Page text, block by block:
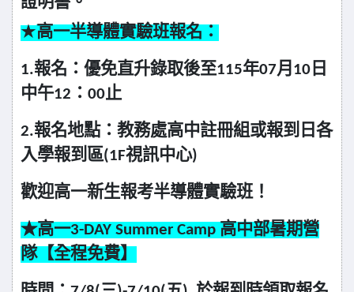
★高一半導體實驗班報名：
1.報名：優免直升錄取後至115年07月10日
中午12：00止
2.報名地點：教務處高中註冊組或報到日各
入學報到區(1F視訊中心)
歡迎高一新生報考半導體實驗班！
★高一3-DAY Summer Camp 高中部暑期營
隊【全程免費】